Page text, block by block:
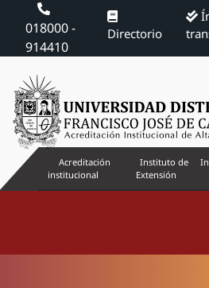
018000 -
914410
Directorio
Acreditación
institucional
Instituto de
Extensión